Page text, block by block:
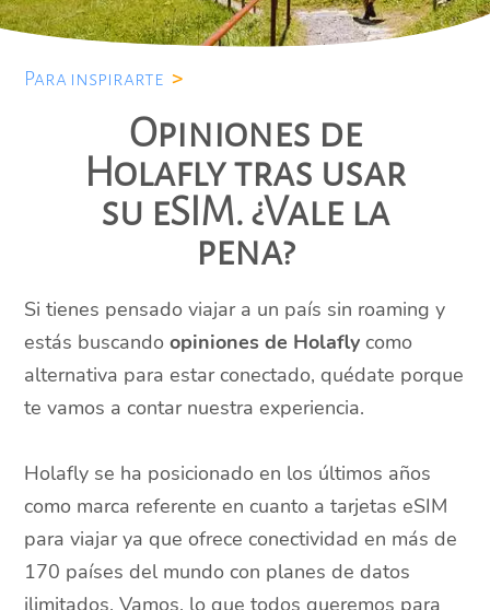
Para inspirarte >
Opiniones de
Holafly tras usar
su eSIM. ¿Vale la
pena?
Si tienes pensado viajar a un país sin roaming y
estás buscandoopiniones de Holafly como
alternativa para estar conectado, quédate porque
te vamos a contar nuestra experiencia.
Holafly se ha posicionado en los últimos años
como marca referente en cuanto a tarjetas eSIM
para viajar ya que ofrece conectividad en más de
170 países del mundo con planes de datos
ilimitados. Vamos, lo que todos queremos para